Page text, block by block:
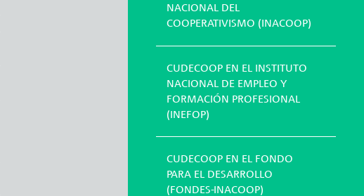
NACIONAL DEL
COOPERATIVISMO (INACOOP)
CUDECOOP EN EL INSTITUTO
NACIONAL DE EMPLEO Y
FORMACIÓN PROFESIONAL
(INEFOP)
CUDECOOP EN EL FONDO
PARA EL DESARROLLO
(FONDES-INACOOP)